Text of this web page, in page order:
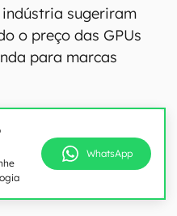
sugeriram
o preço das GPUs
para marcas
WhatsApp